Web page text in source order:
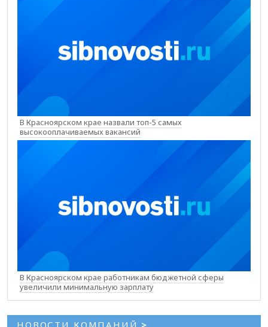
В Красноярском крае назвали топ-5 самых
высокооплачиваемых вакансий
В Красноярском крае работникам бюджетной сферы
увеличили минимальную зарплату
НОВОСТИ КОМПАНИЙ >